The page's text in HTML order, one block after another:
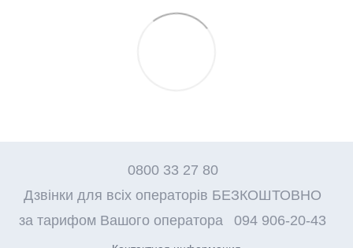
0800 33 27 80
Дзвінки для всіх операторів БЕЗКОШТОВНО
за тарифом Вашого оператора
094 906-20-43